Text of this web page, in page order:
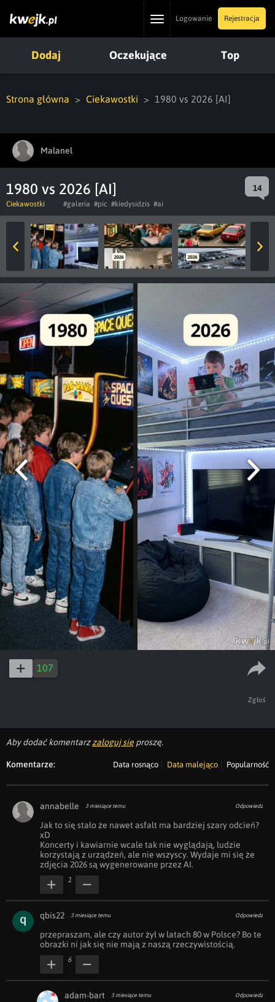
ToggleLogowanie Rejestracja
Dodaj Oczekujące Top
Strona główna Ciekawostki 1980 vs 2026 [AI]
Malanel
1980 vs 2026 [AI] 14
Ciekawostki #galeria #pic #kiedysidzis #ai
107
Zgłoś
Aby dodać komentarzzaloguj się proszę.
Komentarze: Data rosnąco Data malejąco Popularność
annabelle 3 miesiące temu Odpowiedz
Jak to się stało że nawet asfalt ma bardziej szary odcień?
xD
Koncerty i kawiarnie wcale tak nie wyglądają, ludzie
korzystają z urządzeń, ale nie wszyscy. Wydaje mi się że
zdjęcia 2026 są wygenerowane przez AI.
1
qbis22 3 miesiące temu Odpowiedz
przepraszam, ale czy autor żył w latach 80 w Polsce? Bo te
obrazki ni jak się nie mają z naszą rzeczywistością.
6
adam-bart 3 miesiące temu Odpowiedz